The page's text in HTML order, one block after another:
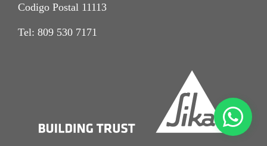
Codigo Postal 11113
Tel: 809 530 7171